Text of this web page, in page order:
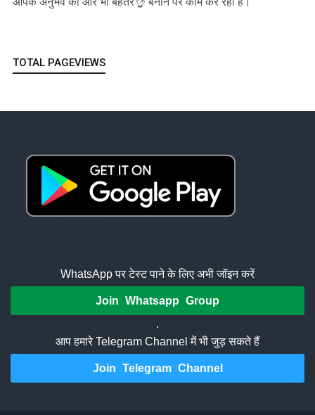
TOTAL PAGEVIEWS
WhatsApp पर टेस्ट पाने के लिए अभी जॉइन करें
Join Whatsapp Group
.
आप हमारे Telegram Channel में भी जुड़ सकते हैं
Join Telegram Channel